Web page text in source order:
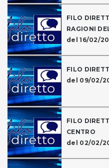
FILO
RAGIONI
del 16/02/
FILO
del 09/02/
FILO
CENTRO
del 02/02/